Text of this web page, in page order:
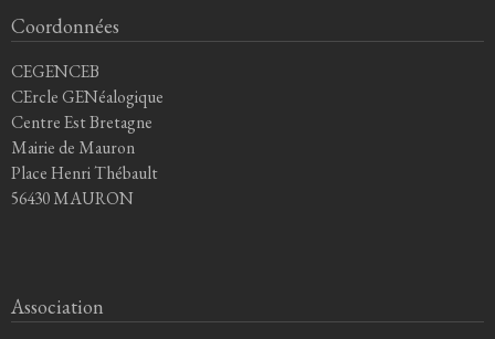
Coordonnées
CEGENCEB
CErcle GENéalogique
Centre Est Bretagne
Mairie de Mauron
Place Henri Thébault
56430 MAURON
Association